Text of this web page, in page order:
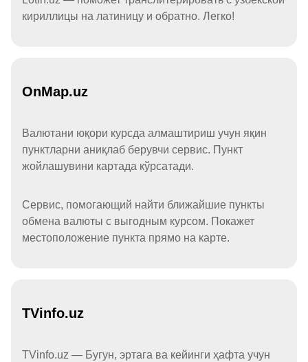
кириллицы на латиницу и обратно. Легко!
OnMap.uz
Валютани юқори курсда алмаштириш учун яқин
пунктларни аниқлаб берувчи сервис. Пункт
жойлашувини картада кўрсатади.
Сервис, помогающий найти ближайшие пункты
обмена валюты с выгодным курсом. Покажет
местоположение пункта прямо на карте.
TVinfo.uz
TVinfo.uz — Бугун, эртага ва кейинги ҳафта учун